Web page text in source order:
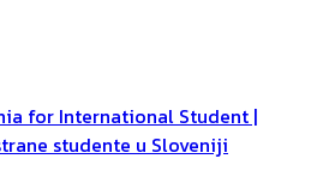
for International Student |
studente u Sloveniji